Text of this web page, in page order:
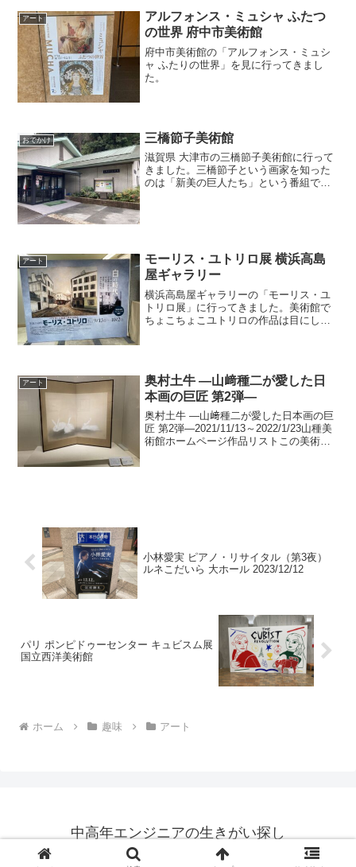
アート
アルフォンス・ミュシャ ふたつ
の世界 府中市美術館
府中市美術館の「アルフォンス・ミュシ
ャ ふたりの世界」を見に行ってきまし
た。
おでかけ 三橋節子美術館
滋賀県 大津市の三橋節子美術館に行って
きました。三橋節子という画家を知った
のは「新美の巨人たち」という番組で見
アート
モーリス・ユトリロ展 横浜高島
屋ギャラリー
横浜高島屋ギャラリーの「モーリス・ユ
トリロ展」に行ってきました。美術館で
ちょこちょこユトリロの作品は目にしま
アート
奥村土牛 ―山﨑種二が愛した日
本画の巨匠 第2弾―
奥村土牛 ―山﨑種二が愛した日本画の巨
匠 第2弾―2021/11/13～2022/1/23山種美
術館ホームページ作品リストこの美術展
小林愛実 ピアノ・リサイタル（第3夜）
ルネこだいら 大ホール 2023/12/12
パリ ポンピドゥーセンター キュビスム展
国立西洋美術館
ホーム 趣味 アート
中高年エンジニアの生きがい探し
© 2014 中高年エンジニアの生きがい探し.